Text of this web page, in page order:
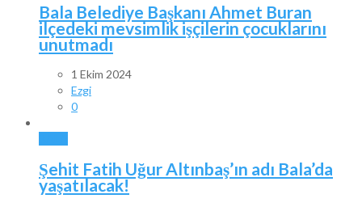
Bala Belediye Başkanı Ahmet Buran
ilçedeki mevsimlik işçilerin çocuklarını
unutmadı
1 Ekim 2024
Ezgi
0
Şehit Fatih Uğur Altınbaş’ın adı Bala’da
yaşatılacak!